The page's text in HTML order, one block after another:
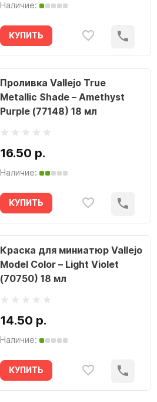
Наличие:
КУПИТЬ
Проливка Vallejo True
Metallic Shade – Amethyst
Purple (77148) 18 мл
16.50 р.
Наличие:
КУПИТЬ
Краска для миниатюр Vallejo
Model Color – Light Violet
(70750) 18 мл
14.50 р.
Наличие:
КУПИТЬ